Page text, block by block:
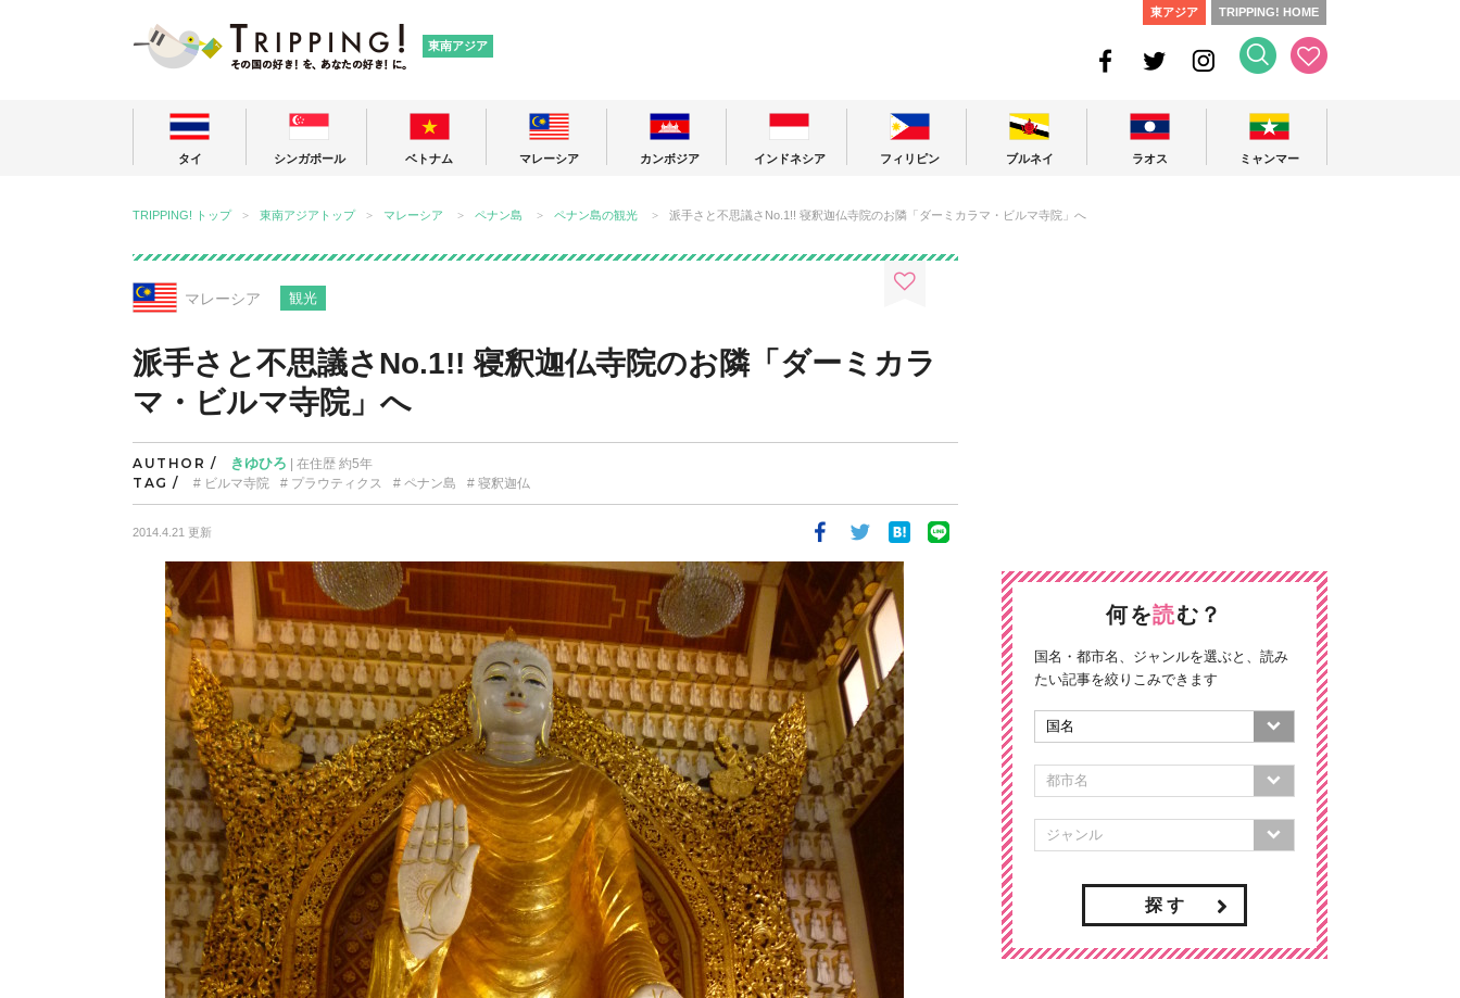
東南アジア
東アジア TRIPPING! HOME
タイ シンガポール ベトナム マレーシア カンボジア インドネシア フィリピン ブルネイ ラオス ミャンマー
TRIPPING! トップ 東南アジアトップ マレーシア ペナン島 ペナン島の観光 派手さと不思議さNo.1!! 寝釈迦仏寺院のお隣「ダーミカラマ・ビルマ寺院」へ
マレーシア 観光
派手さと不思議さNo.1!! 寝釈迦仏寺院のお隣「ダーミカラ
マ・ビルマ寺院」へ
AUTHOR / きゆひろ | 在住歴 約5年
TAG / ビルマ寺院 プラウティクス ペナン島 寝釈迦仏
2014.4.21 更新
何を読む？
国名・都市名、ジャンルを選ぶと、読み
たい記事を絞りこみできます
探 す